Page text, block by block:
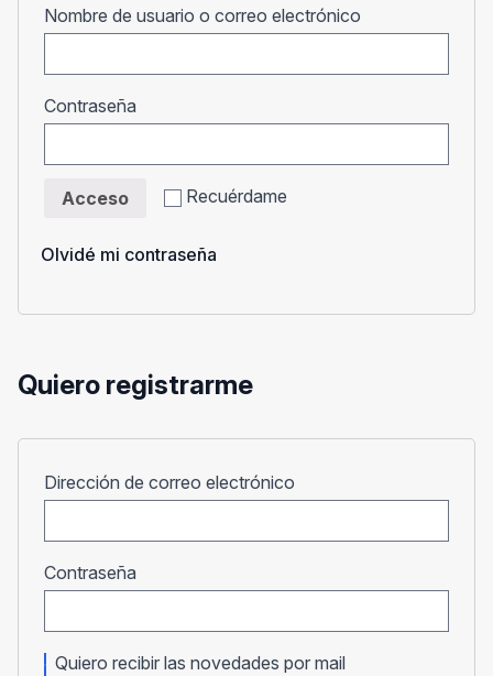
Nombre de usuario o correo electrónico
Contraseña
Recuérdame
Acceso
Olvidé mi contraseña
Quiero registrarme
Dirección de correo electrónico
Contraseña
Quiero recibir las novedades por mail